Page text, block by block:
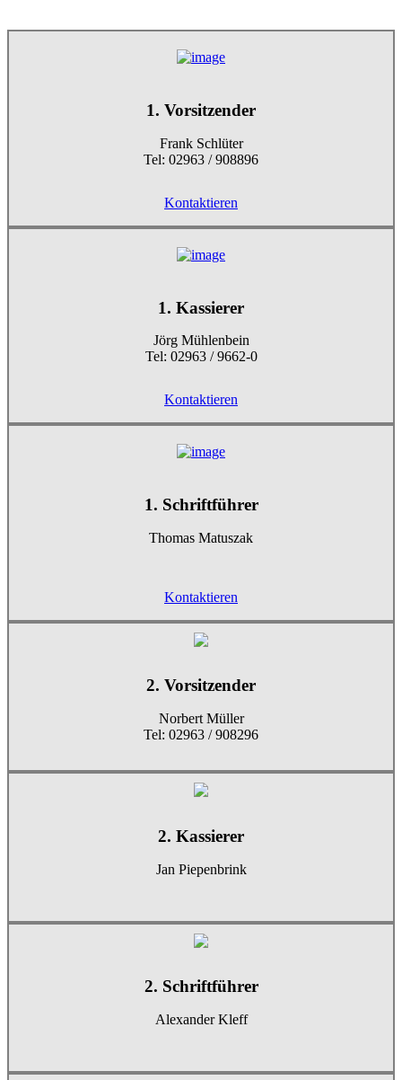
1. Vorsitzender
Frank Schlüter
Tel: 02963 / 908896
Kontaktieren
1. Kassierer
Jörg Mühlenbein
Tel: 02963 / 9662-0
Kontaktieren
1. Schriftführer
Thomas Matuszak
Kontaktieren
2. Vorsitzender
Norbert Müller
Tel: 02963 / 908296
2. Kassierer
Jan Piepenbrink
2. Schriftführer
Alexander Kleff